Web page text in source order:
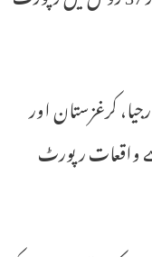
کرغزستان اور
واقعات رپورٹ